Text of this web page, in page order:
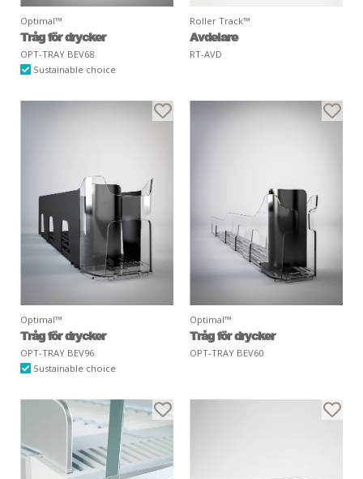
Optimal™
Tråg för drycker
OPT-TRAY BEV68
Sustainable choice
Roller Track™
Avdelare
RT-AVD
Optimal™
Tråg för drycker
OPT-TRAY BEV96
Sustainable choice
Optimal™
Tråg för drycker
OPT-TRAY BEV60